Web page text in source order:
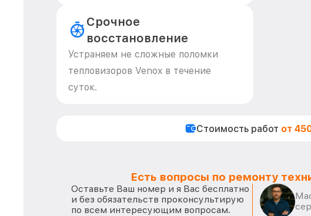
Срочное
восстановление
Устраняем не сложные поломки
тепловизоров Venox в течение
суток.
Стоимость работ от
Есть вопросы по ремонту
Оставьте Ваш номер и я Вас бесплатно
и без обязательств проконсультирую
по всем интересующим вопросам.